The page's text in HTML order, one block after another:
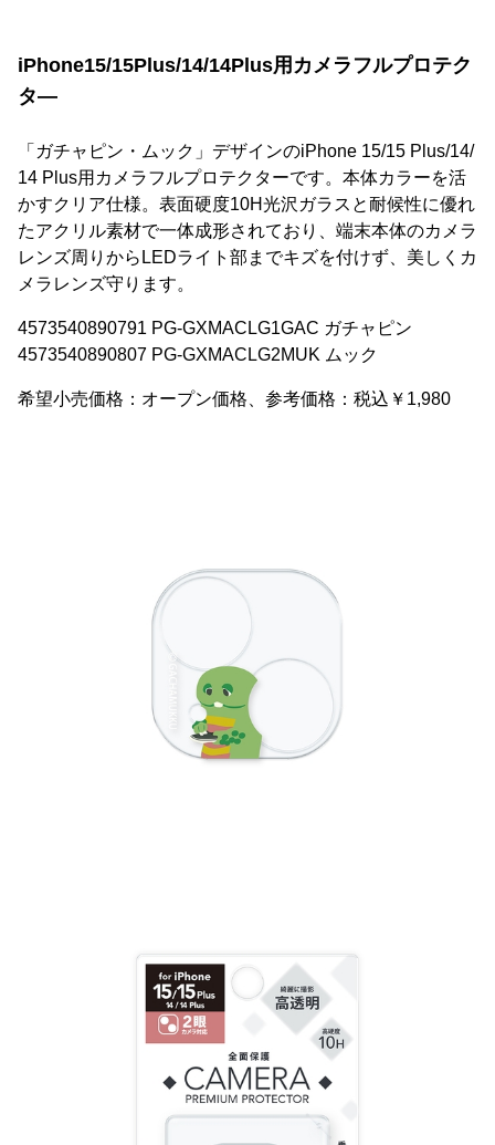
iPhone15/15Plus/14/14Plus用カメラフルプロテク
タ―
「ガチャピン・ムック」デザインのiPhone 15/15 Plus/14/
14 Plus用カメラフルプロテクターです。本体カラーを活
かすクリア仕様。表面硬度10H光沢ガラスと耐候性に優れ
たアクリル素材で一体成形されており、端末本体のカメラ
レンズ周りからLEDライト部までキズを付けず、美しくカ
メラレンズ守ります。
4573540890791 PG-GXMACLG1GAC ガチャピン
4573540890807 PG-GXMACLG2MUK ムック
希望小売価格：オープン価格、参考価格：税込￥1,980